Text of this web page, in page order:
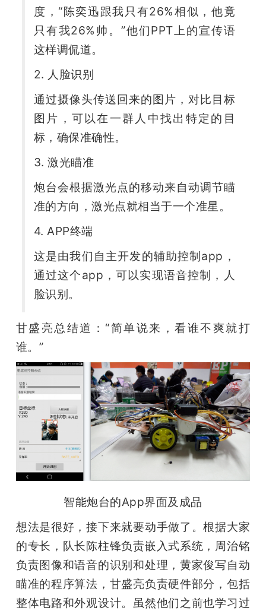
度，“陈奕迅跟我只有26%相似，他竟
只有我26%帅。”他们PPT上的宣传语
这样调侃道。
2. 人脸识别
通过摄像头传送回来的图片，对比目标
图片，可以在一群人中找出特定的目
标，确保准确性。
3. 激光瞄准
炮台会根据激光点的移动来自动调节瞄
准的方向，激光点就相当于一个准星。
4. APP终端
这是由我们自主开发的辅助控制app，
通过这个app，可以实现语音控制，人
脸识别。
甘盛亮总结道：“简单说来，看谁不爽就打
谁。”
智能炮台的App界面及成品
想法是很好，接下来就要动手做了。根据大家
的专长，队长陈柱锋负责嵌入式系统，周治铭
负责图像和语音的识别和处理，黄家俊写自动
瞄准的程序算法，甘盛亮负责硬件部分，包括
整体电路和外观设计。虽然他们之前也学习过